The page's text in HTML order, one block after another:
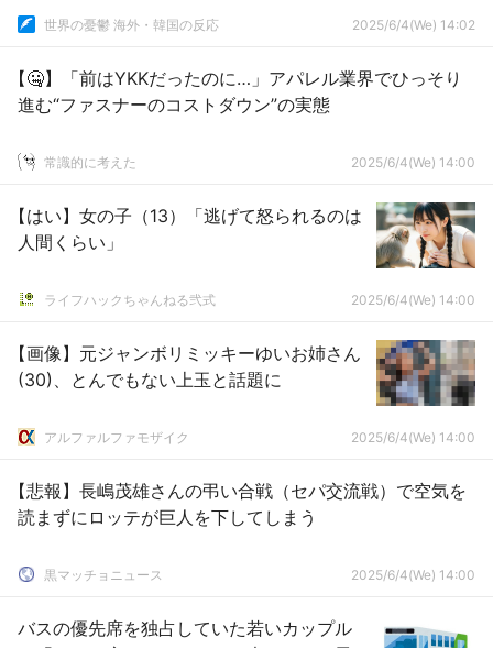
世界の憂鬱 海外・韓国の反応 2025/6/4(We) 14:02
【🤐】「前はYKKだったのに…」アパレル業界でひっそり
進む“ファスナーのコストダウン”の実態
常識的に考えた 2025/6/4(We) 14:00
【はい】女の子（13）「逃げて怒られるのは
人間くらい」
ライフハックちゃんねる弐式 2025/6/4(We) 14:00
【画像】元ジャンボリミッキーゆいお姉さん
(30)、とんでもない上玉と話題に
アルファルファモザイク 2025/6/4(We) 14:00
【悲報】長嶋茂雄さんの弔い合戦（セパ交流戦）で空気を
読まずにロッテが巨人を下してしまう
黒マッチョニュース 2025/6/4(We) 14:00
バスの優先席を独占していた若いカップル